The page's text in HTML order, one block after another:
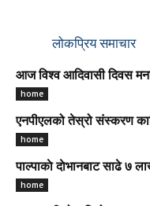
लोकप्रिय समाचार
आज विश्व आदिवासी दिवस
home
एनपीएलको तेस्रो संस्करण
home
पाल्पाकाे दाेभानबाट साढे ७
home